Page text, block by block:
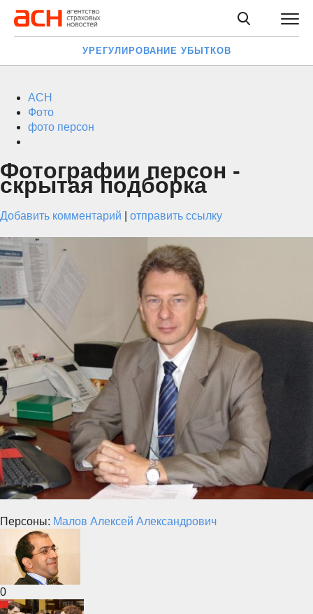
УРЕГУЛИРОВАНИЕ УБЫТКОВ
АСН
Фото
фото персон
Фотографии персон -
скрытая подборка
Добавить комментарий отправить ссылку
Персоны: Малов Алексей Александрович
0